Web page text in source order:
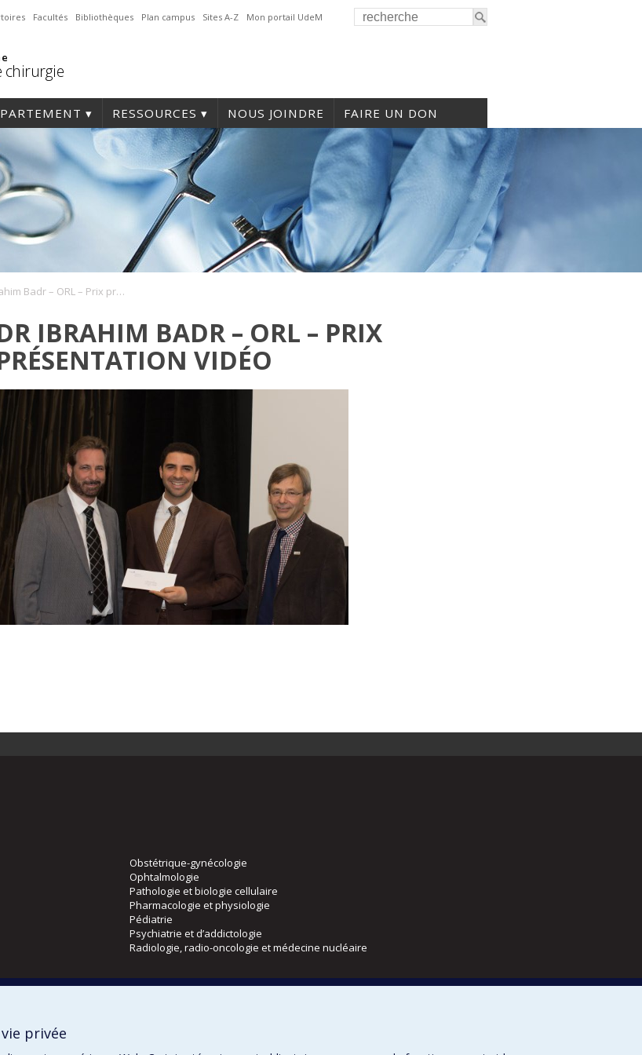
Facultés Bibliothèques Plan campus Sites A-Z Mon portail UdeM
chirurgie
RESSOURCES NOUS JOINDRE FAIRE UN DON
Dr Ibrahim Badr – ORL – Prix présentation vidéo
IBRAHIM BADR – ORL – PRIX
VIDÉO
Obstétrique-gynécologie
Ophtalmologie
Pathologie et biologie cellulaire
Pharmacologie et physiologie
Pédiatrie
Psychiatrie et d’addictologie
Radiologie, radio-oncologie et médecine nucléaire
privée